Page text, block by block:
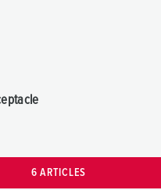
6 ARTICLES